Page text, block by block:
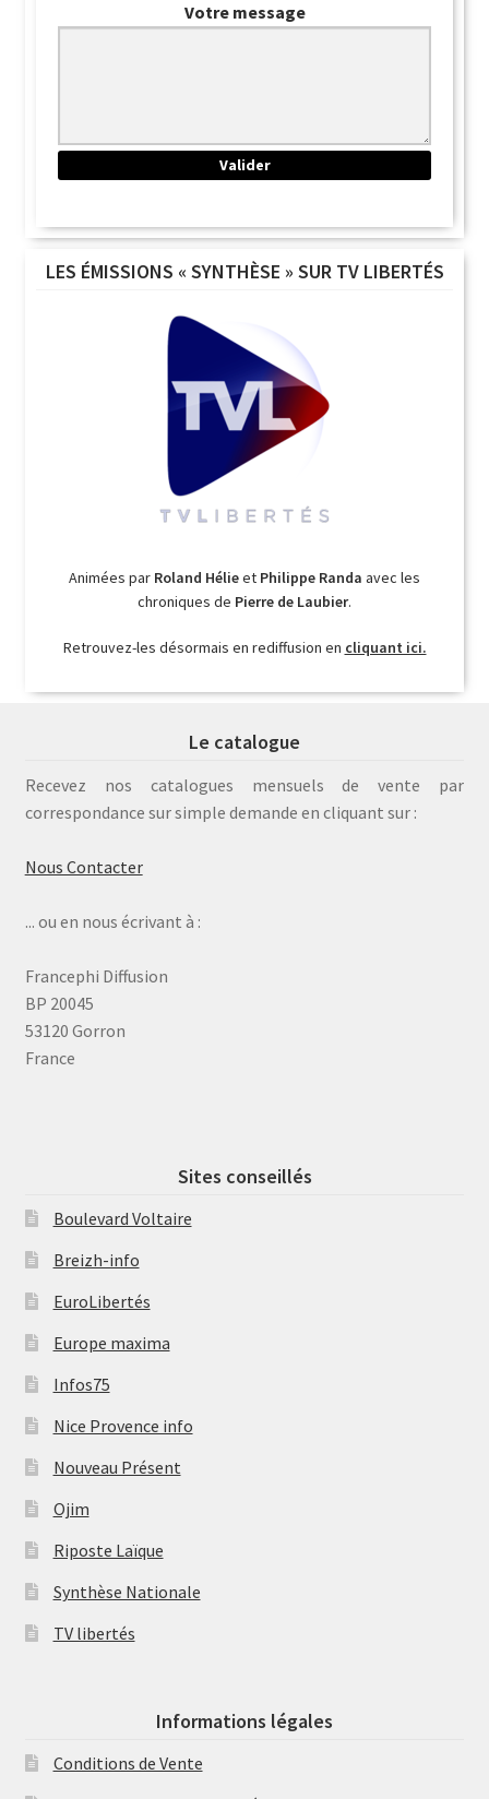
Votre message
LES ÉMISSIONS « SYNTHÈSE » SUR TV LIBERTÉS
Animées par Roland Hélieet Philippe Randa avec les
chroniques de Pierre de Laubier.
Retrouvez-les désormais en rediffusion en cliquant ici.
Le catalogue
Recevez nos catalogues mensuels de vente par
correspondance sur simple demande en cliquant sur :
Nous Contacter
... ou en nous écrivant à :
Francephi Diffusion
BP 20045
53120 Gorron
France
Sites conseillés
Boulevard Voltaire
Breizh-info
EuroLibertés
Europe maxima
Infos75
Nice Provence info
Nouveau Présent
Ojim
Riposte Laïque
Synthèse Nationale
TV libertés
Informations légales
Conditions de Vente